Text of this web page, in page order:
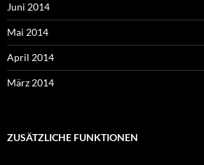
Juni 2014
Mai 2014
April 2014
März 2014
ZUSÄTZLICHE FUNKTIONEN